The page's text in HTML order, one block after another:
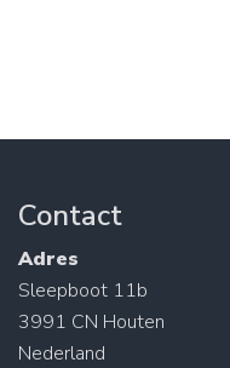
Contact
Adres
Sleepboot 11b
3991 CN Houten
Nederland